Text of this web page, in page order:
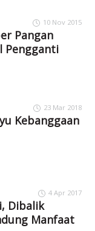
10 Nov 2015
Pangan
Pengganti
23 Mar 2018
Kebanggaan
4 Apr 2017
Dibalik
Manfaat